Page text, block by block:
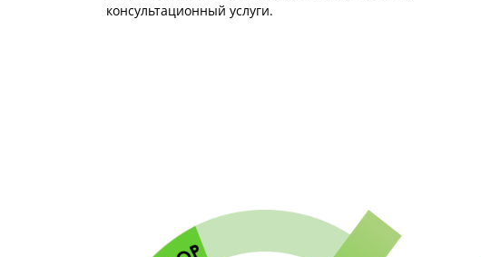
консультационный услуги.